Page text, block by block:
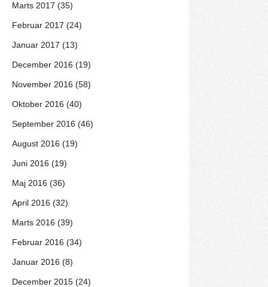
Marts 2017 (35)
Februar 2017 (24)
Januar 2017 (13)
December 2016 (19)
November 2016 (58)
Oktober 2016 (40)
September 2016 (46)
August 2016 (19)
Juni 2016 (19)
Maj 2016 (36)
April 2016 (32)
Marts 2016 (39)
Februar 2016 (34)
Januar 2016 (8)
December 2015 (24)